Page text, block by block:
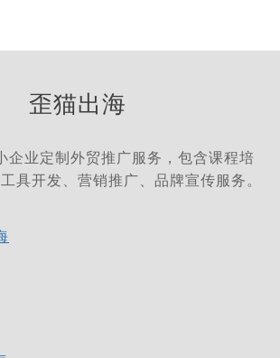
歪猫出海
企业定制外贸推广服务，包含课程培
具开发、营销推广、品牌宣传服务。